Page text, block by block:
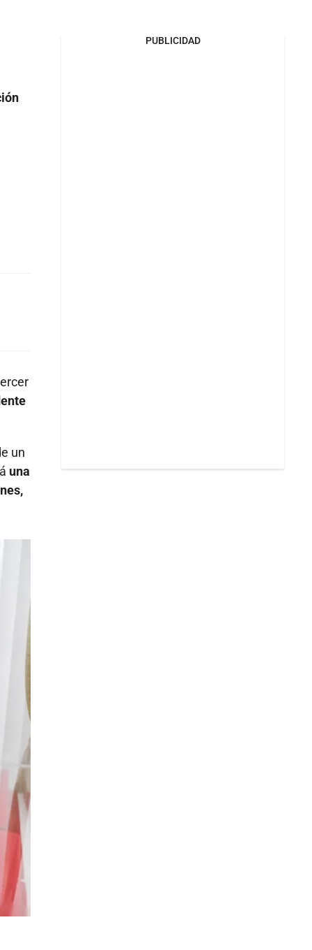
un
una
PUBLICIDAD